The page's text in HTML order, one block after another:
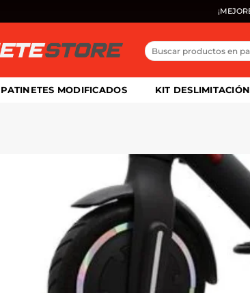
Buscar
por:
PATINETES MODIFICADOS KIT DESLIMITACIÓN